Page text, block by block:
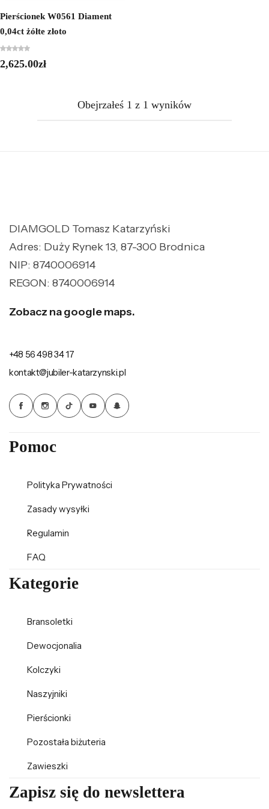
Pierścionek W0561 Diament
0,04ct żółte złoto
2,625.00zł
Obejrzałeś 1 z 1 wyników
DIAMGOLD Tomasz Katarzyński
Adres: Duży Rynek 13, 87-300 Brodnica
NIP: 8740006914
REGON: 8740006914
Zobacz na google maps.
+48 56 498 34 17
kontakt@jubiler-katarzynski.pl
Pomoc
Polityka Prywatności
Zasady wysyłki
Regulamin
FAQ
Kategorie
Bransoletki
Dewocjonalia
Kolczyki
Naszyjniki
Pierścionki
Pozostała biżuteria
Zawieszki
Zapisz się do newslettera